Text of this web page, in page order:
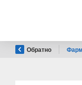
Обратно